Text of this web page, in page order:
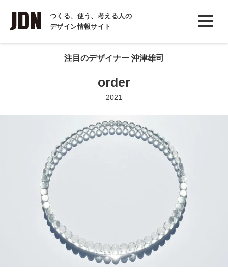
つくる、使う、考える人の
デザイン情報サイト
INTERVIEW
インタビュー
REPORT注目のデザイナー 沖津雄司
order
2021